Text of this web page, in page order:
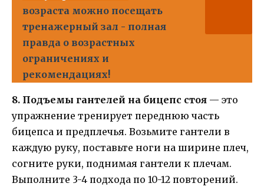
возраста можно посещать
тренажерный зал - полная
правда о возрастных
ограничениях и
рекомендациях!
8. Подъемы гантелей на бицепс стоя — это
упражнение тренирует переднюю часть
бицепса и предплечья. Возьмите гантели в
каждую руку, поставьте ноги на ширине плеч,
согните руки, поднимая гантели к плечам.
Выполните 3-4 подхода по 10-12 повторений.